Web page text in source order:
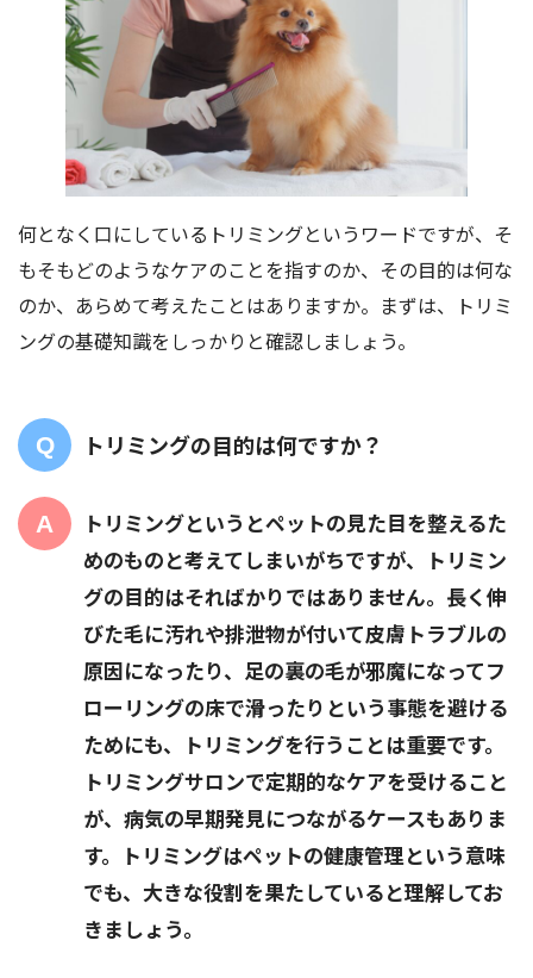
何となく口にしているトリミングというワードですが、そ
もそもどのようなケアのことを指すのか、その目的は何な
のか、あらめて考えたことはありますか。まずは、トリミ
ングの基礎知識をしっかりと確認しましょう。
トリミングの目的は何ですか？
トリミングというとペットの見た目を整えるた
めのものと考えてしまいがちですが、トリミン
グの目的はそればかりではありません。長く伸
びた毛に汚れや排泄物が付いて皮膚トラブルの
原因になったり、足の裏の毛が邪魔になってフ
ローリングの床で滑ったりという事態を避ける
ためにも、トリミングを行うことは重要です。
トリミングサロンで定期的なケアを受けること
が、病気の早期発見につながるケースもありま
す。トリミングはペットの健康管理という意味
でも、大きな役割を果たしていると理解してお
きましょう。